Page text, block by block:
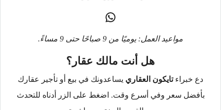
مواعيد العمل: يوميًا من 9 صباحًا حتى 9 مساءً.
هل أنت مالك عقار؟
دع خبراءتايكون العقاري يساعدونك في بيع أو تأجير عقارك
بأفضل سعر وفي أسرع وقت. اضغط على الزر أدناه للتحدث